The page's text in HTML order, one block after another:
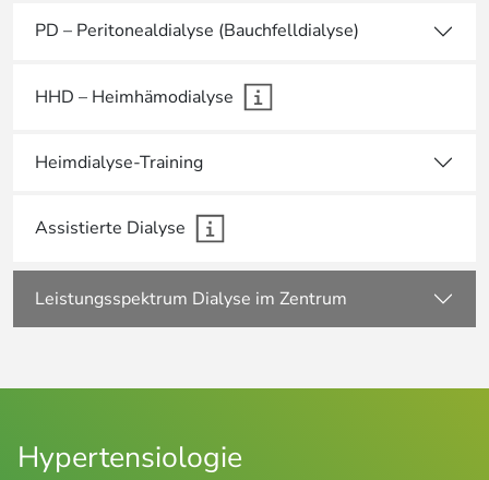
PD – Peritonealdialyse (Bauchfelldialyse)
HHD – Heimhämodialyse
Heimdialyse-Training
Assistierte Dialyse
Leistungsspektrum Dialyse im Zentrum
Hypertensiologie